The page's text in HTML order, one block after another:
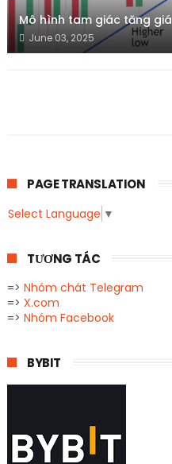
Mô hình tam giác tăng giá
June 03, 2025
PAGE TRANSLATION
Select Language ▼
TƯƠNG TÁC
=> Nhóm chát Telegram
=> X.com
=> Nhóm Facebook
BYBIT